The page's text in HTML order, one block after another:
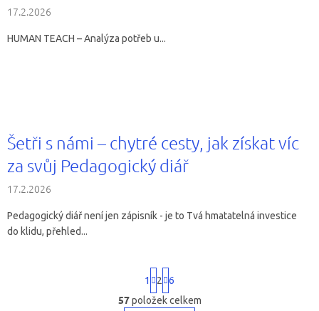
17.2.2026
HUMAN TEACH – Analýza potřeb u...
Šetři s námi – chytré cesty, jak získat víc
za svůj Pedagogický diář
17.2.2026
Pedagogický diář není jen zápisník - je to Tvá hmatatelná investice
do klidu, přehled...
O
S
t
r
1 2 6
57položek celkem